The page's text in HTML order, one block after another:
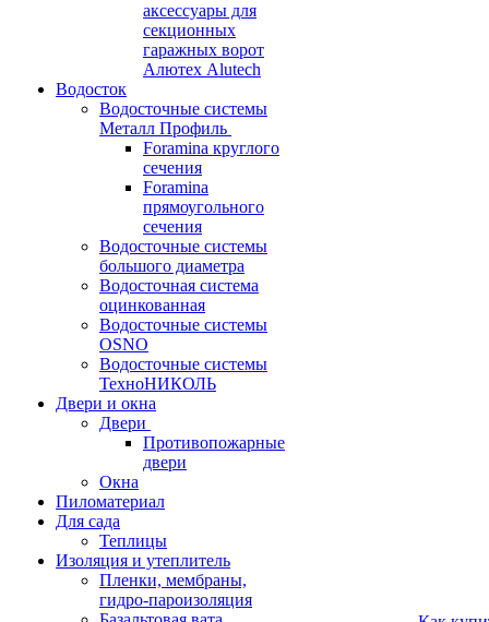
аксессуары для
секционных
гаражных ворот
Алютех Alutech
Водосток
Водосточные системы
Металл Профиль
Foramina круглого
сечения
Foramina
прямоугольного
сечения
Водосточные системы
большого диаметра
Водосточная система
оцинкованная
Водосточные системы
OSNO
Водосточные системы
ТехноНИКОЛЬ
Двери и окна
Двери
Противопожарные
двери
Окна
Пиломатериал
Для сада
Теплицы
Изоляция и утеплитель
Пленки, мембраны,
гидро-пароизоляция